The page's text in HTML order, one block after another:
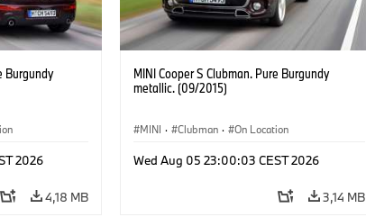
Burgundy
2026
4,18 MB
MINI Cooper S Clubman. Pure Burgundy
metallic. (09/2015)
MINI · Clubman · On Location
Wed Aug 05 23:00:03 CEST 2026
3,14 MB